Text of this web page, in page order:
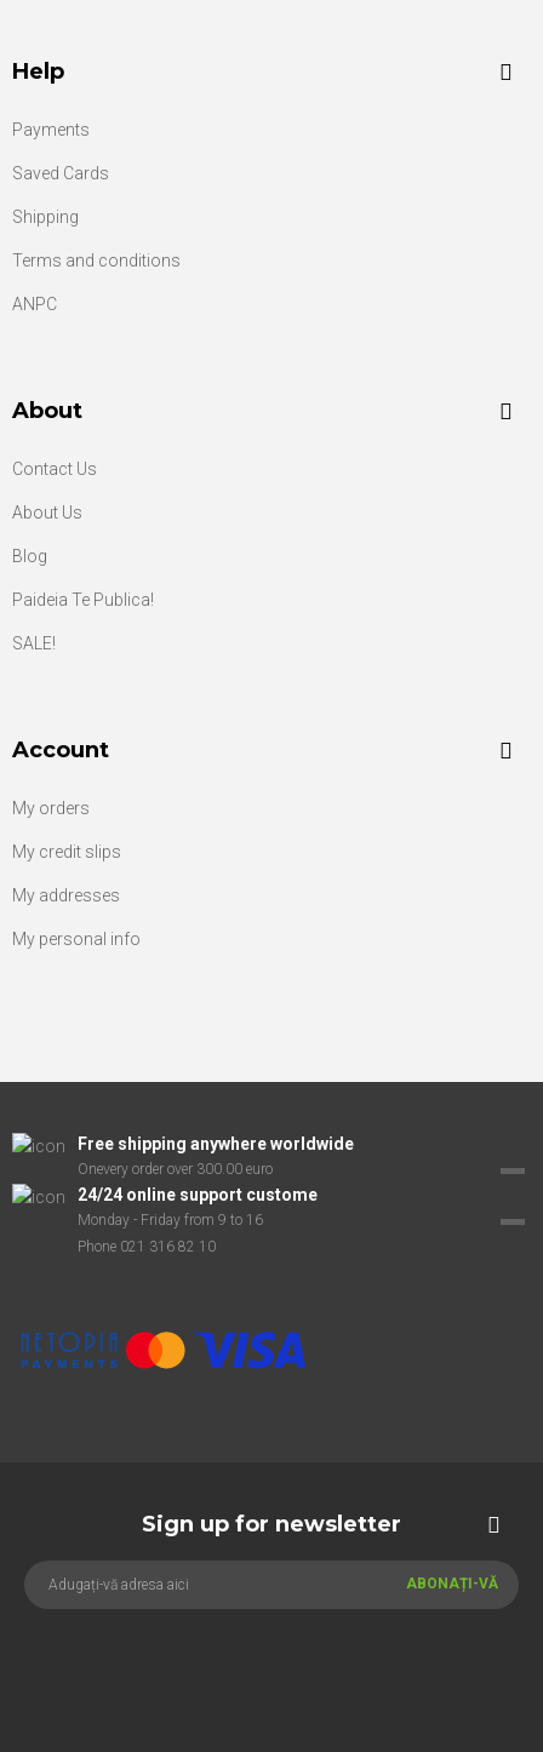
Help
Payments
Saved Cards
Shipping
Terms and conditions
ANPC
About
Contact Us
About Us
Blog
Paideia Te Publica!
SALE!
Account
My orders
My credit slips
My addresses
My personal info
Free shipping anywhere worldwide
Onevery order over 300.00 euro
24/24 online support custome
Monday - Friday from 9 to 16
Phone 021 316 82 10
Sign up for newsletter
ABONAȚI-VĂ